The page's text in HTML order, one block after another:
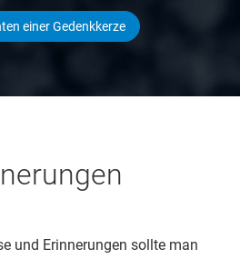
einer Gedenkkerze
und Erinnerungen sollte man